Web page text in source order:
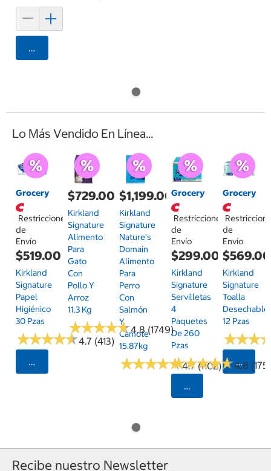
Agregar
Lo Más Vendido En Línea...
Grocery
Restricciones
de
Envío
$519.00
Kirkland
Signature
Papel
Higiénico
30 Pzas
★★★★★
★★★★★4.7 (413)
Seleccionar Código Postal
$729.00
Kirkland
Signature
Alimento
Para
Gato
Con
Pollo Y
Arroz
11.3 Kg
★★★★★
★★★★★4.8 (1749)
$1,199.00
Kirkland
Signature
Nature's
Domain
Alimento
Para
Perro
Con
Salmón
Y
Camote
15.87kg
★★★★★
★★★★★4.7 (1102)
Grocery
Restricciones
de
Envío
$299.00
Kirkland
Signature
Servilletas
4
Paquetes
De 260
Pzas
★★★★★
★★★★★4.8 (175)
Seleccionar
Grocery
de
Envío
$569.00
Kirkland
Signature
Toalla
Desechable
12 Pzas
★★★
★★★
Recibe nuestro Newsletter